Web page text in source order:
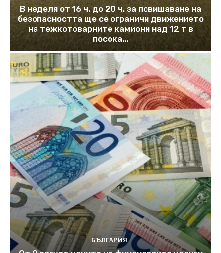
В неделя от 16 ч. до 20 ч. за повишаване на
безопасността ще се ограничи движението
на тежкотоварните камиони над 12 т в
посока...
БЪЛГАРИЯ